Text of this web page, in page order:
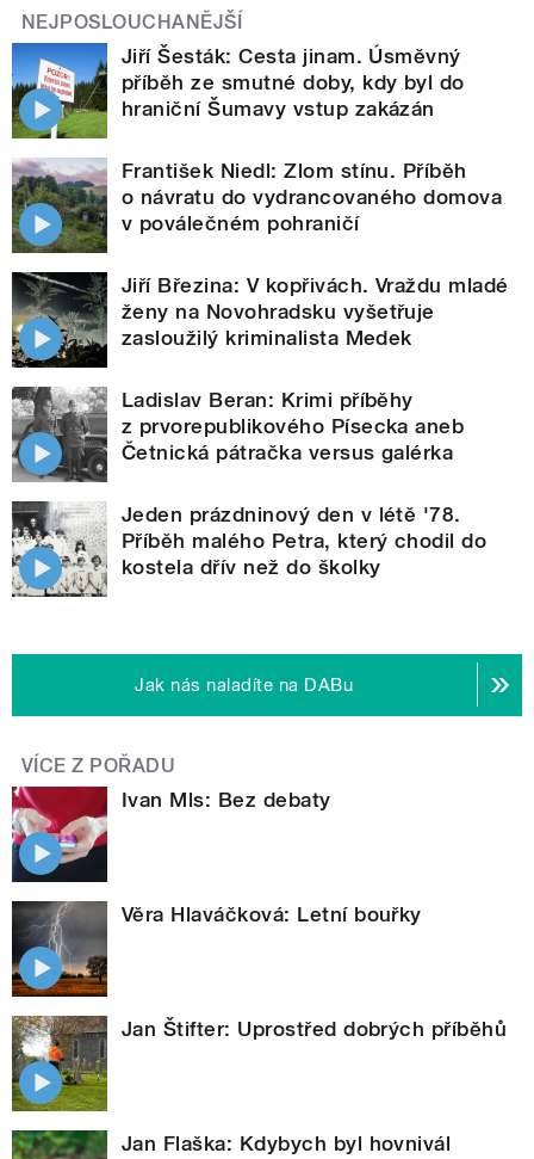
NEJPOSLOUCHANĚJŠÍ
Jiří Šesták: Cesta jinam. Úsměvný
příběh ze smutné doby, kdy byl do
hraniční Šumavy vstup zakázán
František Niedl: Zlom stínu. Příběh
o návratu do vydrancovaného domova
v poválečném pohraničí
Jiří Březina: V kopřivách. Vraždu mladé
ženy na Novohradsku vyšetřuje
zasloužilý kriminalista Medek
Ladislav Beran: Krimi příběhy
z prvorepublikového Písecka aneb
Četnická pátračka versus galérka
Jeden prázdninový den v létě '78.
Příběh malého Petra, který chodil do
kostela dřív než do školky
Jak nás naladíte na DABu
VÍCE Z POŘADU
Ivan Mls: Bez debaty
Věra Hlaváčková: Letní bouřky
Jan Štifter: Uprostřed dobrých příběhů
Jan Flaška: Kdybych byl hovnivál